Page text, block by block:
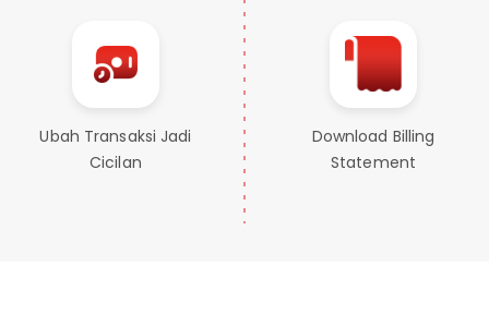
Ubah Transaksi Jadi
Cicilan
Download Billing
Statement